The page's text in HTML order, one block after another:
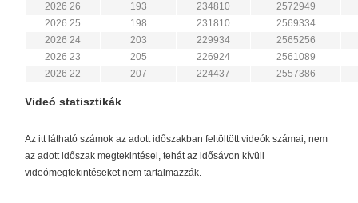
2026 26
193 234810
2572949
2026 25
198 231810
2569334
2026 24
203 229934
2565256
2026 23
205 226924
2561089
2026 22
207 224437 2557386
Videó statisztikák
Az itt látható számok az adott időszakban feltöltött videók számai, nem
az adott időszak megtekintései, tehát az idősávon kívüli
videómegtekintéseket nem tartalmazzák.